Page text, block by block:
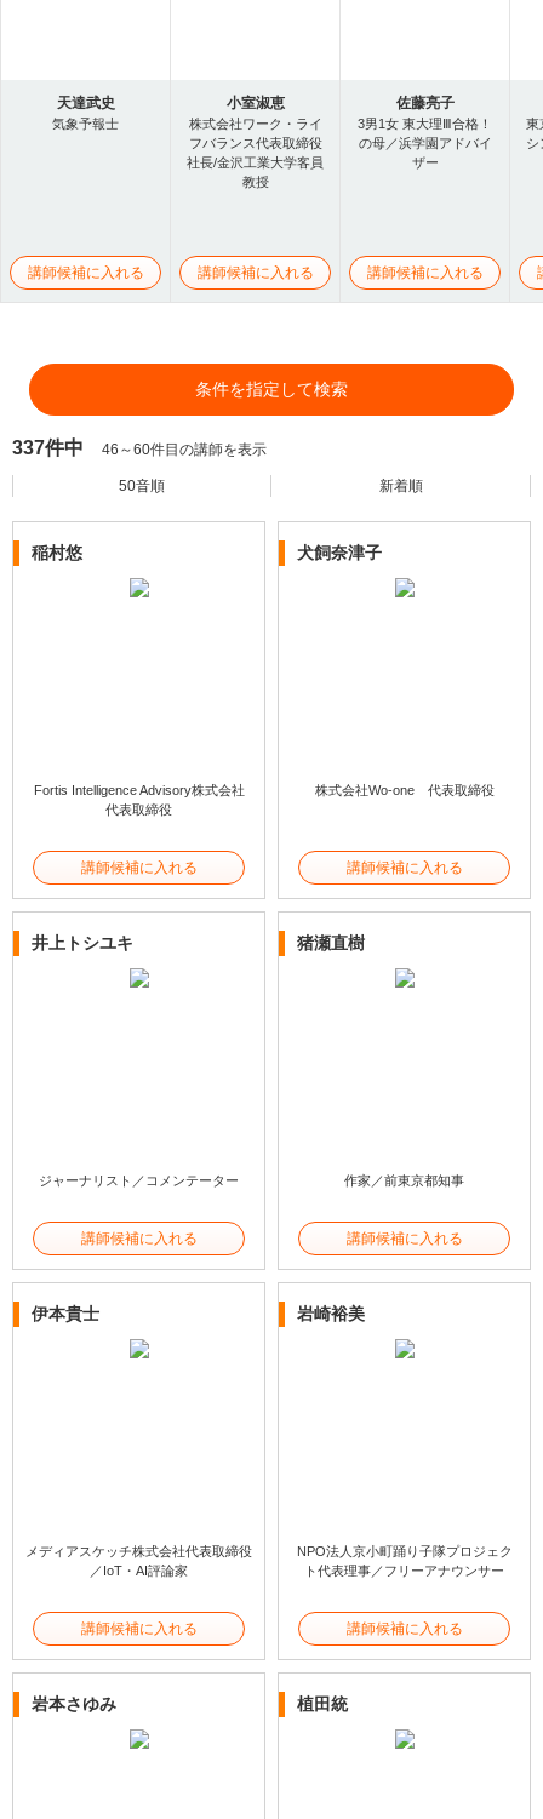
天達武史
気象予報士
講師候補に入れる
小室淑恵
株式会社ワーク・ライ
フバランス代表取締役
社長/金沢工業大学客員
教授
講師候補に入れる
佐藤亮子
3男1女 東大理Ⅲ合格！
の母／浜学園アドバイ
ザー
講師候補に入れる
東
シ
条件を指定して検索
337件中 46～60件目の講師を表示
50音順 新着順
稲村悠
Fortis Intelligence Advisory株式会社
代表取締役
講師候補に入れる
犬飼奈津子
株式会社Wo-one 代表取締役
講師候補に入れる
井上トシユキ
ジャーナリスト／コメンテーター
講師候補に入れる
猪瀬直樹
作家／前東京都知事
講師候補に入れる
伊本貴士
メディアスケッチ株式会社代表取締役
／IoT・AI評論家
講師候補に入れる
岩崎裕美
NPO法人京小町踊り子隊プロジェク
ト代表理事／フリーアナウンサー
講師候補に入れる
岩本さゆみ 植田統